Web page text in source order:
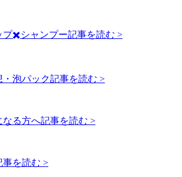
プ✖️シャンプー記事を読む >
泡パック記事を読む >
なる方へ記事を読む >
事を読む >